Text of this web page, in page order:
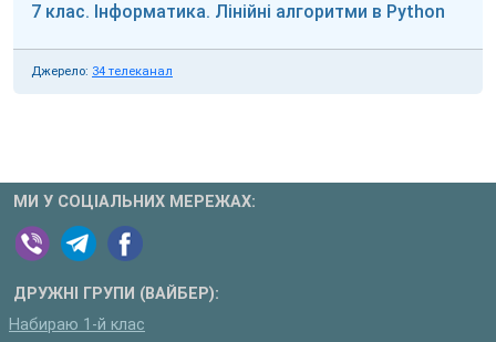
7 клас. Інформатика. Лінійні алгоритми в Python
Джерело: 34 телеканал
МИ У СОЦІАЛЬНИХ МЕРЕЖАХ:
ДРУЖНІ ГРУПИ (ВАЙБЕР):
Набираю 1-й клас